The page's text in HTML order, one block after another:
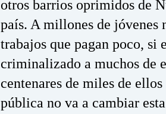
otros barrios oprimidos de
país. A millones de jóvenes
trabajos que pagan poco, si
criminalizado a muchos de
centenares de miles de
pública no va a cambiar